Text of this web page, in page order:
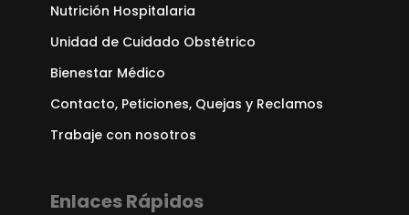
Nutrición Hospitalaria
Unidad de Cuidado Obstétrico
Bienestar Médico
Contacto, Peticiones, Quejas y Reclamos
Trabaje con nosotros
Enlaces Rápidos